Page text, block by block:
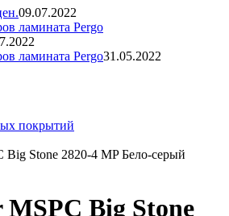
09.07.2022
ламината Pergo
ламината Pergo31.05.2022
покрытий
Big Stone 2820-4 MP Бело-серый
MSPC Big Stone